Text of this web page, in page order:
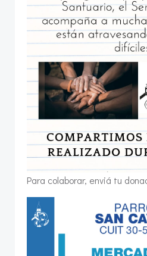
Para colaborar, enviá tu